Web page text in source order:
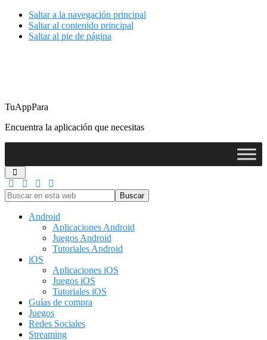
Saltar a la navegación principal
Saltar al contenido principal
Saltar al pie de página
TuAppPara
Encuentra la aplicación que necesitas
Buscar
en
Android
Aplicaciones Android
Juegos Android
Tutoriales Android
iOS
Aplicaciones iOS
Juegos iOS
Tutoriales iOS
Guías de compra
Juegos
Redes Sociales
Streaming